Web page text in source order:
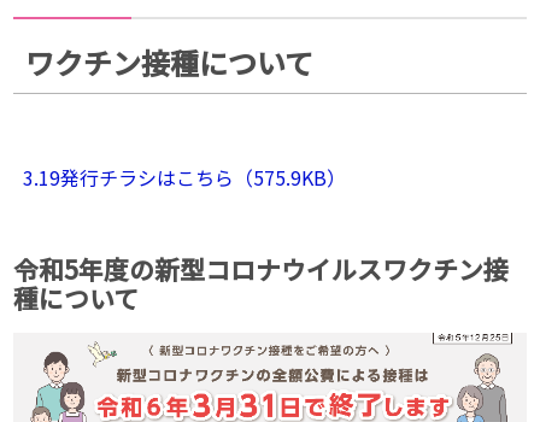
ワクチン接種について
3.19発行チラシはこちら（575.9KB）
令和5年度の新型コロナウイルスワクチン接
種について